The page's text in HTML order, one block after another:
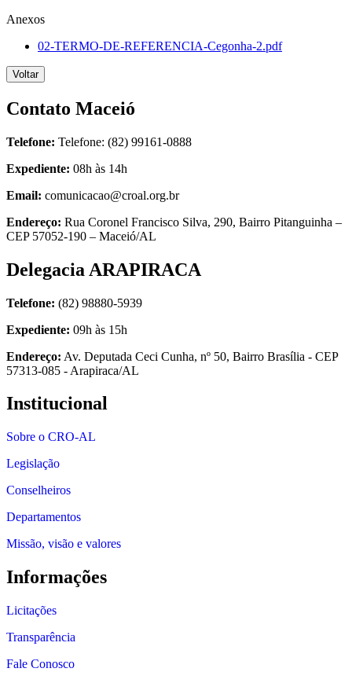
Anexos
02-TERMO-DE-REFERENCIA-Cegonha-2.pdf
Voltar
Contato Maceió
Telefone: Telefone: (82) 99161-0888
Expediente: 08h às 14h
Email: comunicacao@croal.org.br
Endereço: Rua Coronel Francisco Silva, 290, Bairro Pitanguinha –
CEP 57052-190 – Maceió/AL
Delegacia ARAPIRACA
Telefone: (82) 98880-5939
Expediente: 09h às 15h
Endereço: Av. Deputada Ceci Cunha, nº 50, Bairro Brasília - CEP
57313-085 - Arapiraca/AL
Institucional
Sobre o CRO-AL
Legislação
Conselheiros
Departamentos
Missão, visão e valores
Informações
Licitações
Transparência
Fale Conosco